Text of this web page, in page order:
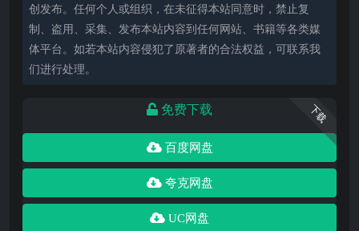
创发布。任何个人或组织，在未征得本站同意时，禁止复
制、盗用、采集、发布本站内容到任何网站、书籍等各类媒
体平台。如若本站内容侵犯了原著者的合法权益，可联系我
们进行处理。
下载
免费下载
百度网盘
夸克网盘
UC网盘